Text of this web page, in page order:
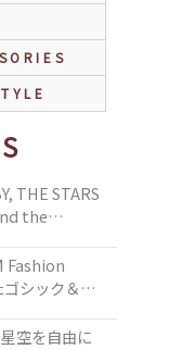
THE STARS
the
Fashion
シック＆ロ
空を自由に